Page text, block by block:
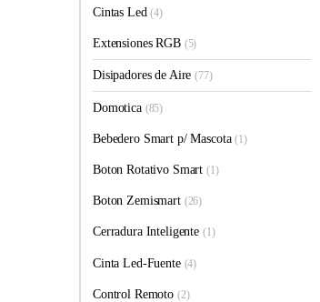
Cintas Led(4)
Extensiones RGB (5)
Disipadores de Aire(77)
Domotica (85)
Bebedero Smart p/ Mascota(1)
Boton Rotativo Smart(1)
Boton Zemismart (26)
Cerradura Inteligente (1)
Cinta Led-Fuente (4)
Control Remoto (2)